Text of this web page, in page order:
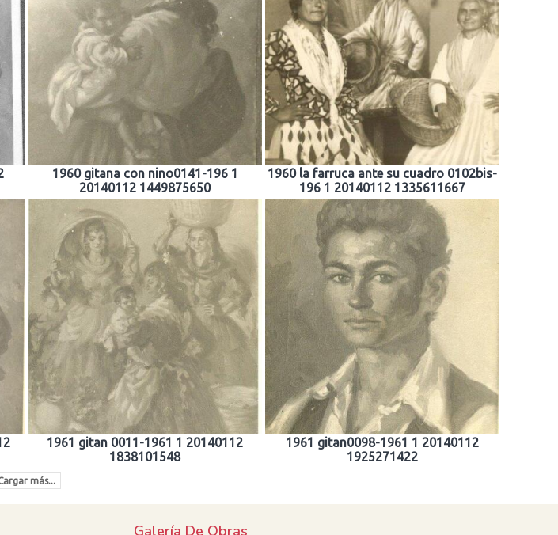
1960 gitana con nino0141-196 1
20140112 1449875650
1960 la farruca ante su cuadro 0102bis-
196 1 20140112 1335611667
1961 gitan 0011-1961 1 20140112
1838101548
1961 gitan0098-1961 1 20140112
1925271422
más...
Galería De Obras